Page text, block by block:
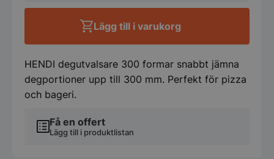
HENDI,
230V/250W,
480x335x(H)430mm
mängd
Få en offert
Lägg till i produktlistan
Lägg till i varukorg
HENDI degutvalsare 300 formar snabbt jämna
degportioner upp till 300 mm. Perfekt för pizza
och bageri.